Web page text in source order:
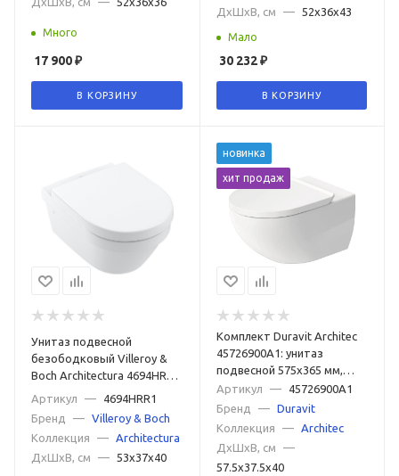
Много
17 900₽
В КОРЗИНУ
ДxШxВ, см
— 52x36x43
Мало
30 232₽
В КОРЗИНУ
Унитаз подвесной
безободковый Villeroy &
Boch Architectura 4694HRR1
покрытием Ceramicplus
Артикул —
4694HRR1
Бренд
— Villeroy & Boch
Коллекция
— Architectura
ДxШxВ, см
— 53x37x40
новинка
хит продаж
Комплект Duravit Architec
45726900A1: унитаз
подвесной 575х365 мм,
257209 + сиденье с
микролифтом 006969, цвет
Артикул —
45726900A1
Бренд
—
Duravit
Коллекция
—
Architec
ДxШxВ, см
—
57.5x37.5x40